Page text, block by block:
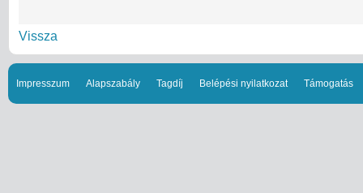
Vissza
Impresszum Alapszabály Tagdíj Belépési nyilatkozat Támogatás